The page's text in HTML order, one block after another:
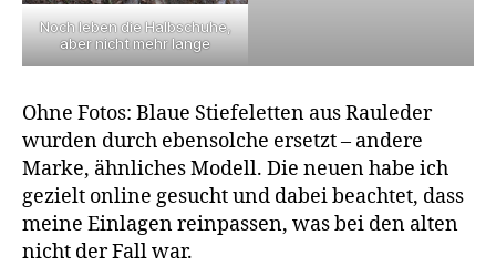
Noch leben die Halbschuhe,
aber nicht mehr lange
Ohne Fotos: Blaue Stiefeletten aus Rauleder
wurden durch ebensolche ersetzt – andere
Marke, ähnliches Modell. Die neuen habe ich
gezielt online gesucht und dabei beachtet, dass
meine Einlagen reinpassen, was bei den alten
nicht der Fall war.